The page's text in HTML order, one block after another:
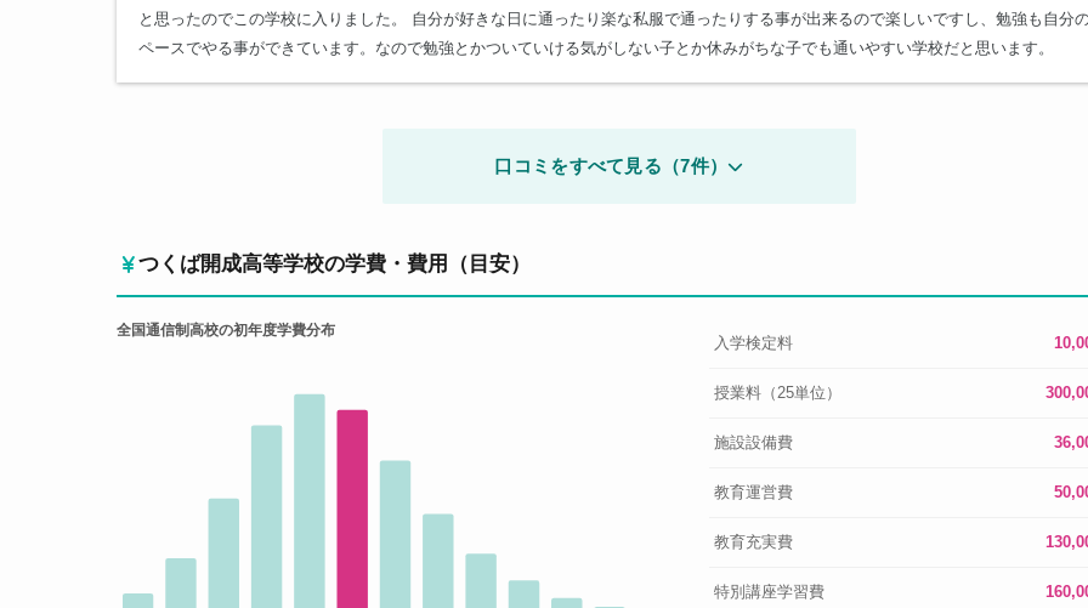
と思ったのでこの学校に入りました。 自分が好きな日に通ったり楽な私服で通ったりする事が出来るので楽しいですし、勉強も自分
ペースでやる事ができています。なので勉強とかついていける気がしない子とか休みがちな子でも通いやすい学校だと思います。
口コミをすべて見る（7件）
つくば開成高等学校の学費・費用（目安）
全国通信制高校の初年度学費分布
入学検定料
授業料（25単位）
施設設備費
教育運営費
教育充実費
特別講座学習費